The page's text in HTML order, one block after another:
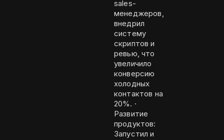
sales-
менеджеров,
внедрил
систему
скриптов и
ревью, что
увеличило
конверсию
холодных
контактов на
20%. ·
Развитие
продуктов:
Запустил и